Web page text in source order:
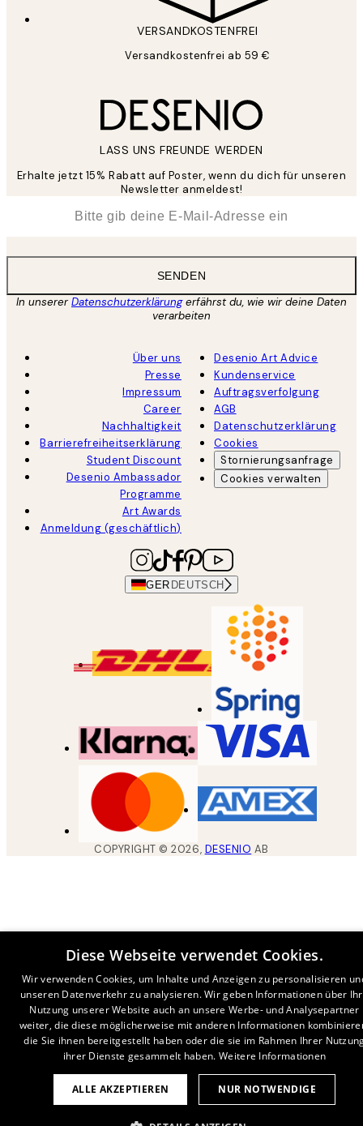
VERSANDKOSTENFREI
Versandkostenfrei ab 59 €
LASS UNS FREUNDE WERDEN
Erhalte jetzt 15% Rabatt auf Poster, wenn du dich für unseren
Newsletter anmeldest!
SENDEN
In unsererDatenschutzerklärungerfährst du, wie wir deine Daten
verarbeiten
Über uns
Presse
Impressum
Career
Nachhaltigkeit
Barrierefreiheitserklärung
Student Discount
Desenio Ambassador
Programme
Art Awards
Anmeldung (geschäftlich)
Desenio Art Advice
Kundenservice
Auftragsverfolgung
AGB
Datenschutzerklärung
Cookies
Stornierungsanfrage
Cookies verwalten
GER DEUTSCH
COPYRIGHT ©2026, DESENIO AB
Diese Webseite verwendet Cookies.
Wir verwenden Cookies, um Inhalte und Anzeigen zu personalisieren
unseren Datenverkehr zu analysieren. Wir geben Informationen über
Nutzung unserer Website auch an unsere Werbe- und Analysepartner
weiter, die diese möglicherweise mit anderen Informationen
die Sie ihnen bereitgestellt haben oder die sie im Rahmen Ihrer
ihrer Dienste gesammelt haben. Weitere Informationen
ALLE AKZEPTIEREN NUR NOTWENDIGE